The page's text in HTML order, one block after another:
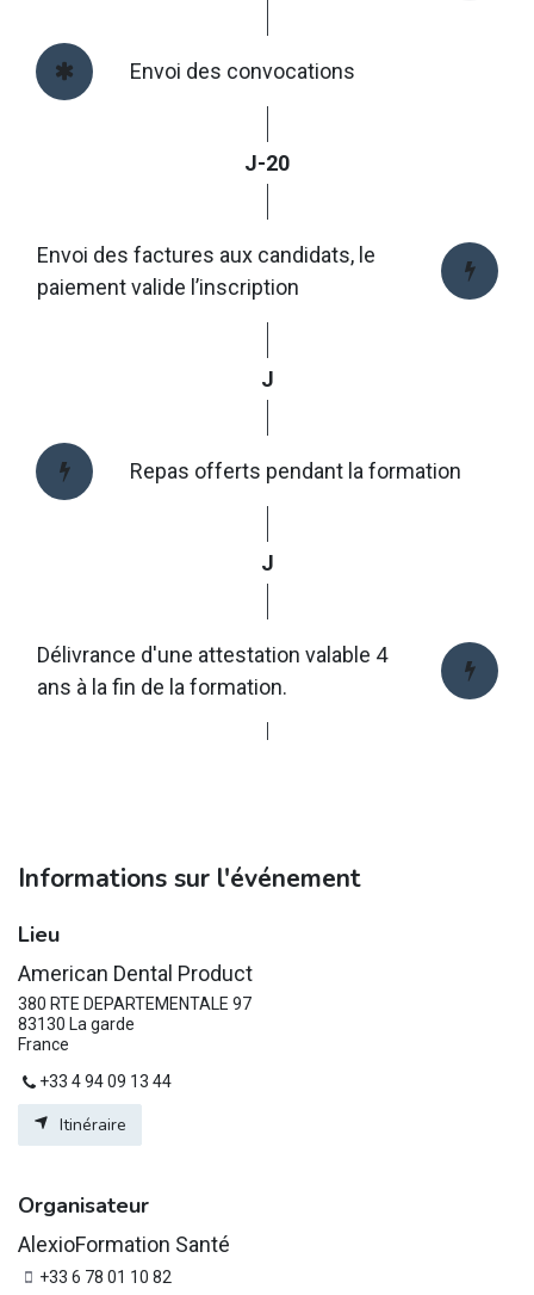
Envoi des convocations
J-20
Envoi des factures aux candidats, le
paiement valide l’inscription
J
Repas offerts pendant la formation
J
Délivrance d'une attestation valable 4
ans à la fin de la formation.
Informations sur l'événement
Lieu
American Dental Product
380 RTE DEPARTEMENTALE 97
83130 La garde
France
+33 4 94 09 13 44
Itinéraire
Organisateur
AlexioFormation Santé
+33 6 78 01 10 82